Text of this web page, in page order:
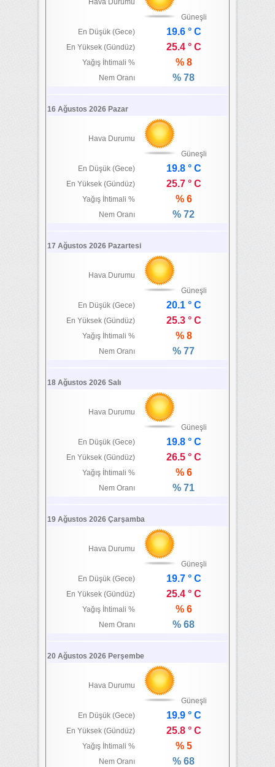
Hava Durumu
Güneşli
En Düşük (Gece)
19.6 ° C
En Yüksek (Gündüz) 25.4 ° C
Yağış İhtimali % % 8
Nem Oranı % 78
16 Ağustos 2026 Pazar
Hava Durumu
Güneşli
En Düşük (Gece)
19.8 ° C
En Yüksek (Gündüz) 25.7 ° C
Yağış İhtimali % % 6
Nem Oranı % 72
17 Ağustos 2026 Pazartesi
Hava Durumu
Güneşli
En Düşük (Gece)
20.1 ° C
En Yüksek (Gündüz) 25.3 ° C
Yağış İhtimali % % 8
Nem Oranı % 77
18 Ağustos 2026 Salı
Hava Durumu
Güneşli
En Düşük (Gece)
19.8 ° C
En Yüksek (Gündüz) 26.5 ° C
Yağış İhtimali % % 6
Nem Oranı % 71
19 Ağustos 2026 Çarşamba
Hava Durumu
Güneşli
En Düşük (Gece)
19.7 ° C
En Yüksek (Gündüz) 25.4 ° C
Yağış İhtimali % % 6
Nem Oranı % 68
20 Ağustos 2026 Perşembe
Hava Durumu
Güneşli
En Düşük (Gece)
19.9 ° C
En Yüksek (Gündüz) 25.8 ° C
Yağış İhtimali % % 5
Nem Oranı % 68